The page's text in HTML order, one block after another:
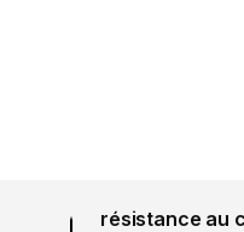
résistance au